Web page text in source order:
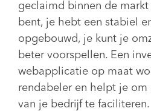
geclaimd binnen de
bent, je hebt een stabiel
opgebouwd, je kunt je
beter voorspellen. Een
webapplicatie op maat
rendabeler en helpt je om
van je bedrijf te faciliteren.